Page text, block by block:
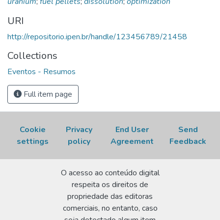
ARGENTINA DE TECNOLOGIA NUCLEAR, 8-12 de
novembro, 1993, Mar del Plata, Argentina.
expandido...
http://repositorio.ipen.br/handle/123456789/21458.
Acesso em: 07 Aug 2026.
URI
http://repositorio.ipen.br/handle/123456789/21458
Collections
Eventos - Resumos
Full item page
Cookie
settings
Privacy
policy
End User
Agreement
Send
Feedback
O acesso ao conteúdo digital
respeita os direitos de
propriedade das editoras
comerciais, no entanto, caso